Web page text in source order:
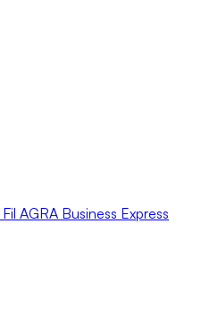
Fil AGRA Business Express